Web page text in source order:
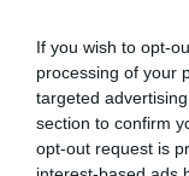
If you wish to opt-
processing of your
targeted
section to confirm
opt-out request is
számára
amelyet az
ételként
Katolikus
álláspontot